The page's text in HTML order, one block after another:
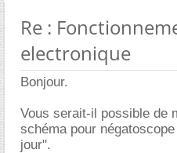
Re :
electronique
Bonjour.
Vous serait-il possible de
schéma pour
jour".